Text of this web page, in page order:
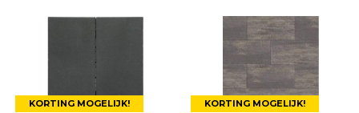
KORTING MOGELIJK! KORTING MOGELIJK!